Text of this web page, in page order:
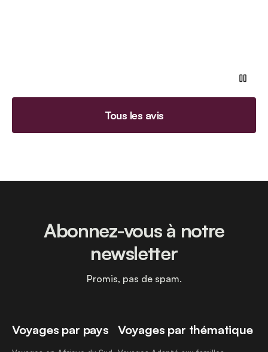
Tous les avis
Voyages par pays Voyages par thématique
Abonnez-vous à notre
newsletter
Promis, pas de spam.